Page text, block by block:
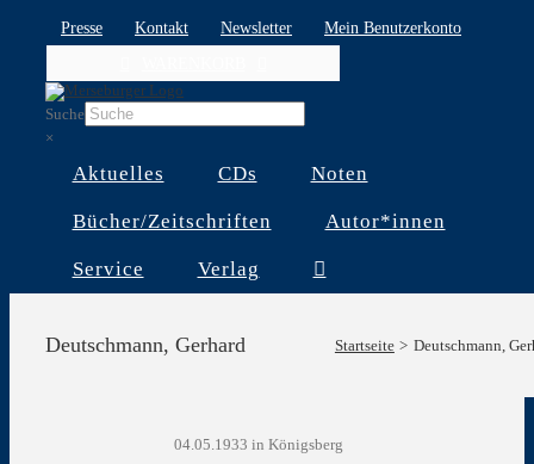
Presse Kontakt Newsletter
Mein Benutzerkonto
Suche
×
Aktuelles CDs Noten
Bücher/Zeitschriften Autor*innen
Service Verlag
Deutschmann, Gerhard Startseite Deutschmann,
04.05.1933 in Königsberg